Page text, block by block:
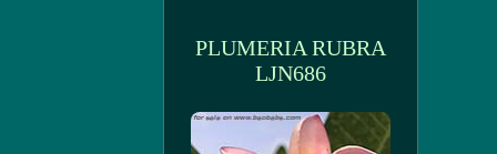
PLUMERIA RUBRA
LJN686